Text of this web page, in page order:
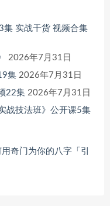
集 实战干货 视频合集
2026年7月31日
集 2026年7月31日
22集 2026年7月31日
战技法班》公开课5集
奇门为你的八字「引